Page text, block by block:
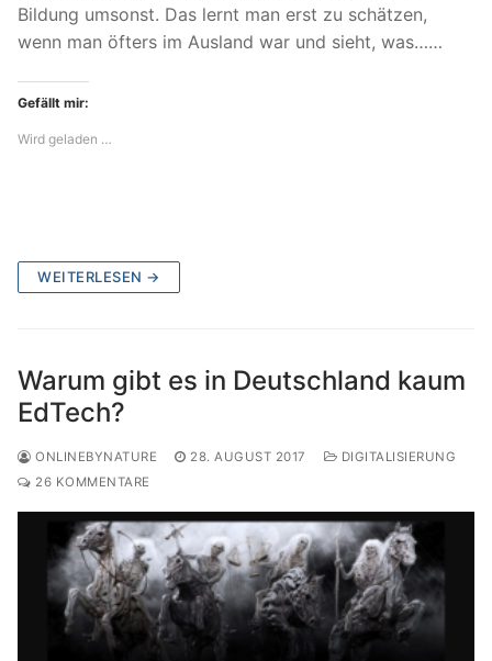
Bildung umsonst. Das lernt man erst zu schätzen,
wenn man öfters im Ausland war und sieht, was……
Gefällt mir:
Wird geladen …
WEITERLESEN →
Warum gibt es in Deutschland kaum
EdTech?
ONLINEBYNATURE 28. AUGUST 2017
DIGITALISIERUNG
26 KOMMENTARE